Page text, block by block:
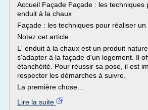
Accueil Façade Façade : les techniques
enduit à la chaux
Façade : les techniques pour réaliser
Notez cet article
L' enduit à la chaux est un produit
s'adapter à la façade d'un logement. Il
étanchéité. Pour réussir sa pose, il est
respecter les démarches à suivre.
La première chose...
Lire la suite